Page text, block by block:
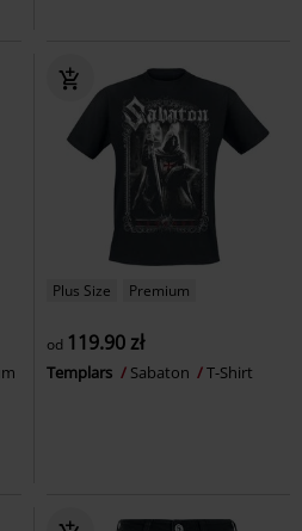
Plus Size Premium
od 119.90 zł
Templars Sabaton T-Shirt